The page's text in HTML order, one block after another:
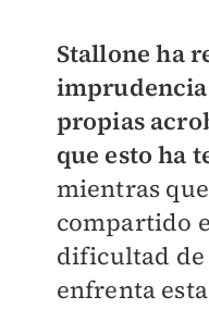
Stallone ha
propias
que esto ha
mientras
compartido
dificultad de
enfrenta